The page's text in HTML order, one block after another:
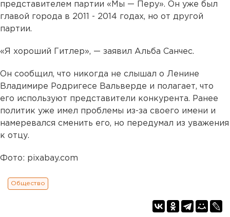
представителем партии «Мы — Перу». Он уже был
главой города в 2011 - 2014 годах, но от другой
партии.
«Я хороший Гитлер», — заявил Альба Санчес.
Он сообщил, что никогда не слышал о Ленине
Владимире Родригесе Вальверде и полагает, что
его используют представители конкурента. Ранее
политик уже имел проблемы из-за своего имени и
намеревался сменить его, но передумал из уважения
к отцу.
Фото: pixabay.com
Общество